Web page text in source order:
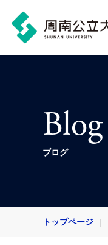
Blog
ブログ
トップページ